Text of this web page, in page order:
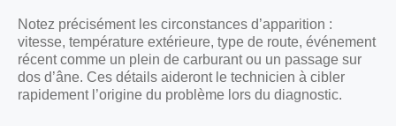
Notez précisément les circonstances d’apparition :
vitesse, température extérieure, type de route, événement
récent comme un plein de carburant ou un passage sur
dos d’âne. Ces détails aideront le technicien à cibler
rapidement l’origine du problème lors du diagnostic.